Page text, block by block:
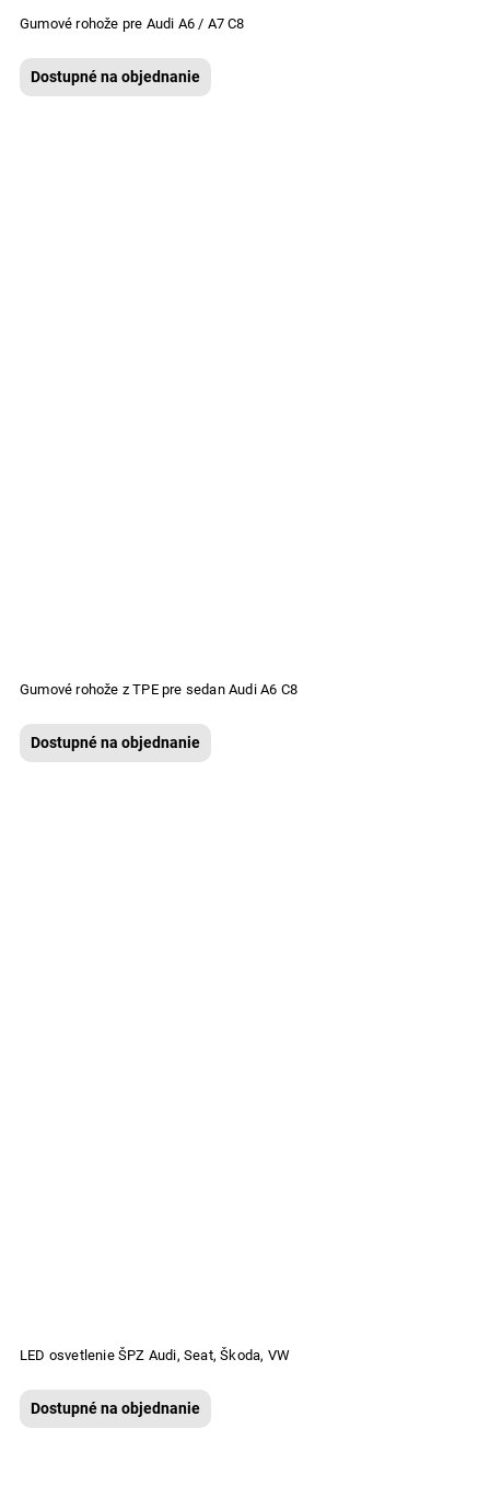
Gumové rohože pre Audi A6 / A7 C8
Dostupné na objednanie
Gumové rohože z TPE pre sedan Audi A6 C8
Dostupné na objednanie
LED osvetlenie ŠPZ Audi, Seat, Škoda, VW
Dostupné na objednanie